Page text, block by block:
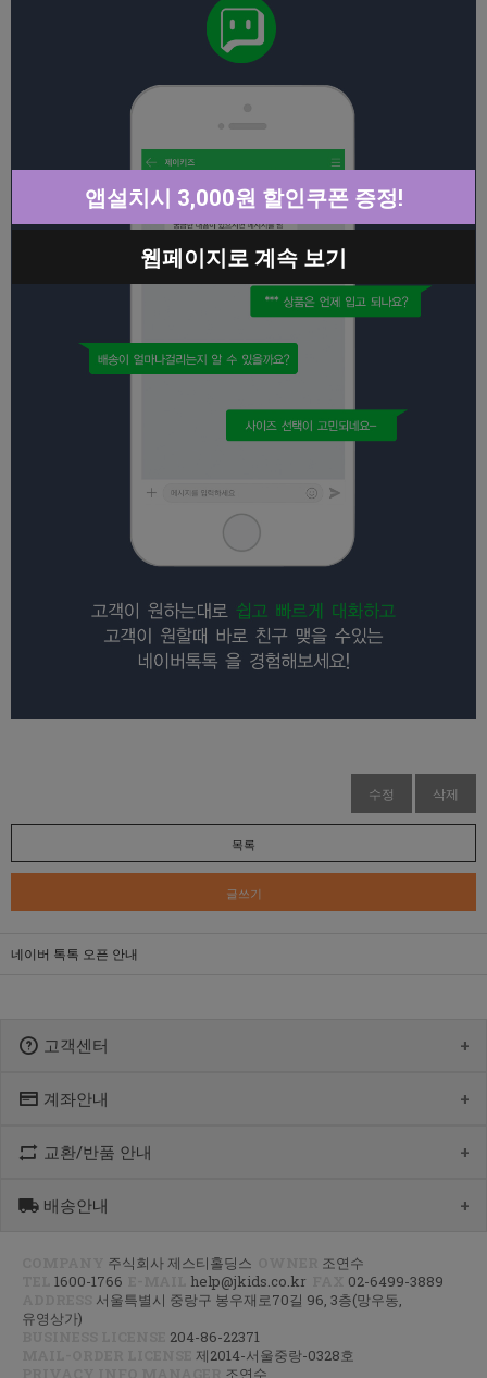
수정 삭제
목록
글쓰기
네이버 톡톡 오픈 안내
고객센터
1600-1766
[점심] 12:00 ~ 13:00
[금] 08:30 ~ 12:30
계좌안내
우리 1005-302-047686
예금주 : 제스티홀딩스
교환/반품 안내
제품수령 후 반품을 하시려면 수령 후 7일 이내에 마이페이지내에서
CJ대한통운(1588-1255)으로 반품접수 또는 인터넷사이트에서 온라인
접수 후 픽업요청해주세요.
교환/반품 : 경기도 고양시 덕양구 오금동 삼막3길 10 마포지사 1F
은평직영2팀 - 제이키즈
배송안내
평균 상품 준비기간은 주말제외 2~4일까지 소요될수 있습니다.
(주말 및 공휴일 제외, 제주 도서 산간 지역은 추가로 1~2일이 더
소요됩니다.)
주문하신 상품이 입고가 늦어지는 상품이거나 주문 제작 상품일 경우엔
기일이 더 걸릴 수 있습니다.
신발이나 악세사리 카테고리 상품은 고객님 주문건 결제후 거래처에서
주식회사 제스티홀딩스
조연수
1600-1766 help@jkids.co.kr
02-6499-3889
서울특별시 중랑구 봉우재로70길 96, 3층(망우동,
유영상가)
204-86-22371
제2014-서울중랑-0328호
조연수
앱설치시 3,000원 할인쿠폰 증정!
웹페이지로 계속 보기